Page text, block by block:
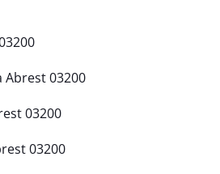
Abrest 03200
03200
03200